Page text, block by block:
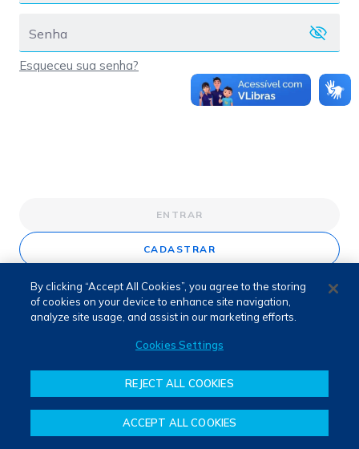
Esqueceu sua senha?
ENTRAR
CADASTRAR
By clicking “Accept All Cookies”, you agree to the storing
of cookies on your device to enhance site navigation,
analyze site usage, and assist in our marketing efforts.
Cookies Settings
REJECT ALL COOKIES
ACCEPT ALL COOKIES